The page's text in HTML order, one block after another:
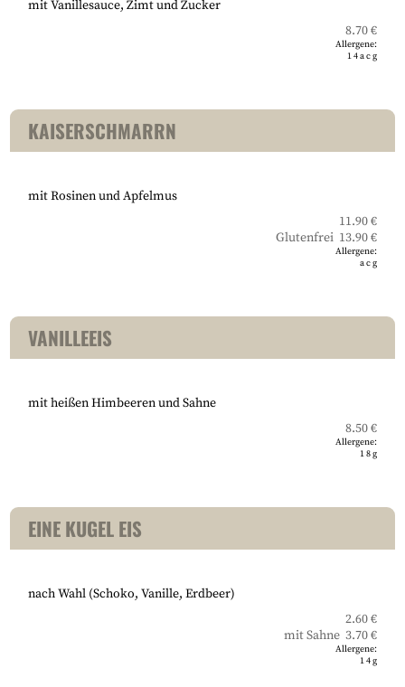
mit Vanillesauce, Zimt und Zucker
8.70 €
Allergene:
14acg
KAISERSCHMARRN
mit Rosinen und Apfelmus
11.90 €
Glutenfrei 13.90 €
Allergene:
acg
VANILLEEIS
mit heißen Himbeeren und Sahne
8.50 €
Allergene:
18g
EINE KUGEL EIS
nach Wahl (Schoko, Vanille, Erdbeer)
2.60 €
mit Sahne 3.70 €
Allergene:
14g